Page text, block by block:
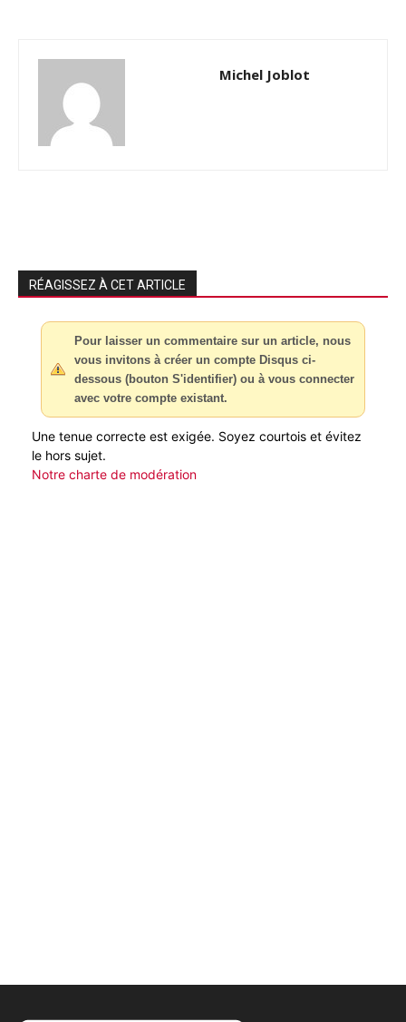
Michel Joblot
RÉAGISSEZ À CET ARTICLE
Pour laisser un commentaire sur un article, nous
vous invitons à créer un compte Disqus ci-
dessous (bouton S'identifier) ou à vous connecter
avec votre compte existant.
Une tenue correcte est exigée. Soyez courtois et évitez
le hors sujet.
Notre charte de modération